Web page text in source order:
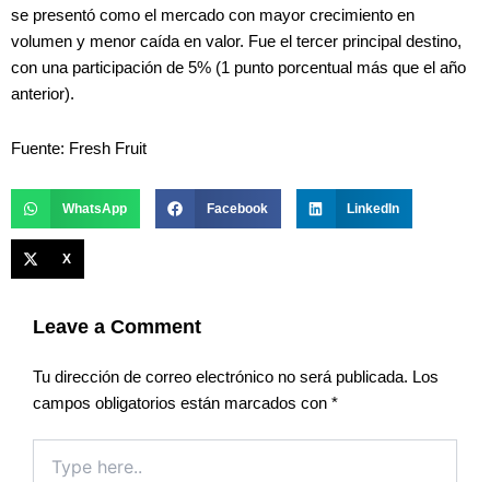
se presentó como el mercado con mayor crecimiento en
volumen y menor caída en valor. Fue el tercer principal destino,
con una participación de 5% (1 punto porcentual más que el año
anterior).
Fuente: Fresh Fruit
WhatsApp Facebook LinkedIn
X
Leave a Comment
Tu dirección de correo electrónico no será publicada. Los
campos obligatorios están marcados con *
here..